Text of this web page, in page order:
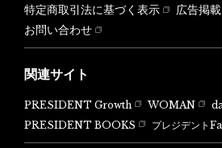
特定商取引法に基づく表示
広告掲載
お問い合わせ
関連サイト
PRESIDENT Growth WOMAN
PRESIDENT BOOKS
プレジデント